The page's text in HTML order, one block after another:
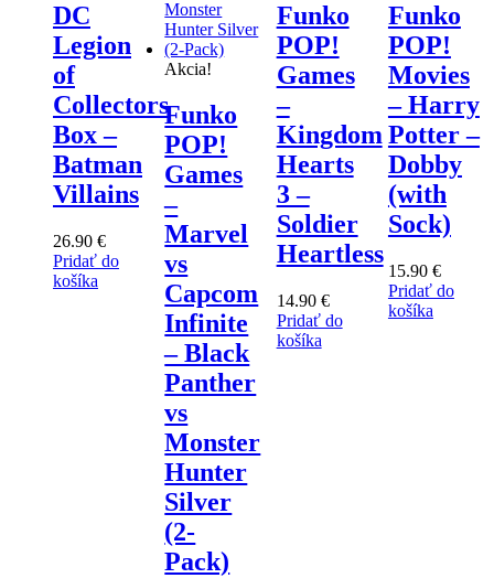
DC
Legion
of
Collectors
Box –
Batman
Villains
26.90 €
Pridať do
košíka
Akcia!
Funko
POP!
Games
–
Marvel
vs
Capcom
Infinite
– Black
Panther
vs
Monster
Hunter
Silver
(2-
Pack)
Funko
POP!
Games
–
Kingdom
Hearts
3 –
Soldier
Heartless
14.90 €
Pridať do
košíka
Funko
POP!
Movies
– Harry
Potter –
Dobby
(with
Sock)
15.90 €
Pridať do
košíka